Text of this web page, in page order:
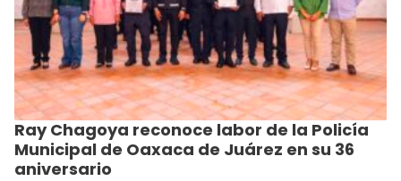
Ray Chagoya reconoce labor de la Policía
Municipal de Oaxaca de Juárez en su 36
aniversario